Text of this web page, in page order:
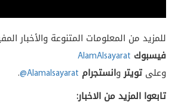
للمزيد من المعلومات المتنوعة والأخبار
فيسبوك AlamAlsayarat
وعلى تويتروانستجرام @Alamalsayarat
.
تابعوا المزيد من الاخبار: